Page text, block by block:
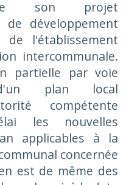
son projet
développement
de l'établissement
intercommunale.
partielle par voie
d'un plan local
compétente
les nouvelles
applicables à la
concernée
est de même des